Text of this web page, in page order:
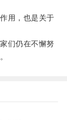
用，也是关于
们仍在不懈努